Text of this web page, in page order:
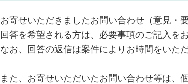
お寄せいただきましたお問い合わせ（意見・
回答を希望される方は、必要事項のご記入を
なお、回答の返信は案件によりお時間をいた
また、お寄せいただいたお問い合わせ等は、